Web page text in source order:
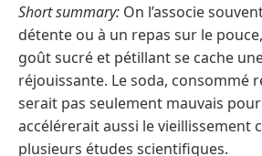
Short summary: On l’associe
détente ou à un repas sur le
goût sucré et pétillant se cache
réjouissante. Le soda, consommé
serait pas seulement mauvais
accélérerait aussi le vieillissement
plusieurs études scientifiques.